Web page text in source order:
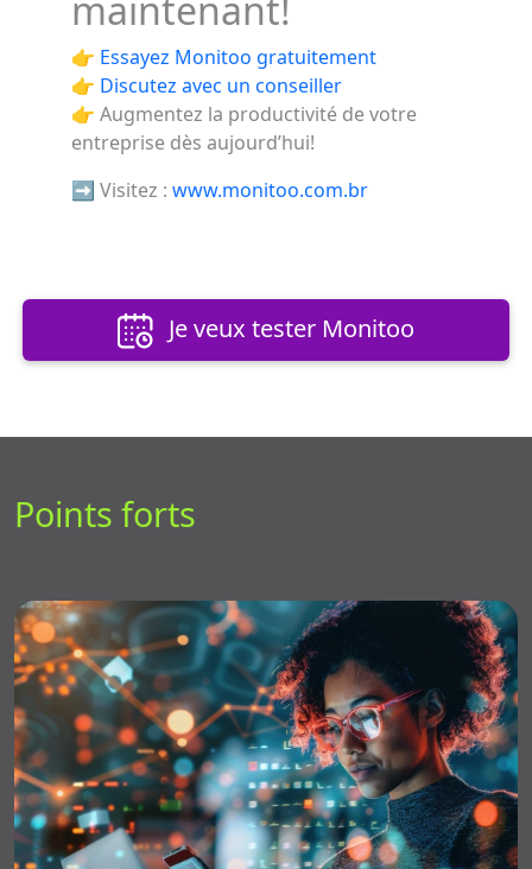
👉 Essayez Monitoo gratuitement
👉 Discutez avec un conseiller
👉 Augmentez la productivité de votre
entreprise dès aujourd’hui!
➡️ Visitez : www.monitoo.com.br
Je veux tester Monitoo
Points forts